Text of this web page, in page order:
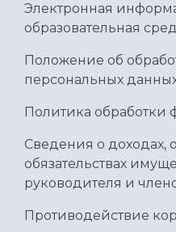
Электронная
образовательная
Положение об
персональных
Политика обработки
Сведения о доходах,
обязательствах
руководителя и
Противодействие